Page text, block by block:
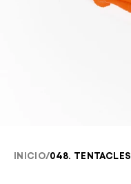
INICIO/048. TENTACLES